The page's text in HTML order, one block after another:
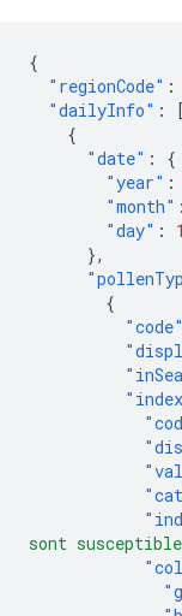
{
"regionCode" :
"dailyInfo" :
[
{
"date" :
{
"year" :
"month" :
"day" :
},
{
"code"
sont